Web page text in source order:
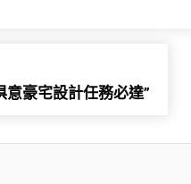
意豪宅設計任務必達”